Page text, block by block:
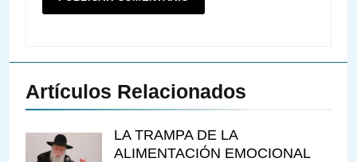
Artículos Relacionados
LA TRAMPA DE LA
ALIMENTACIÓN EMOCIONAL